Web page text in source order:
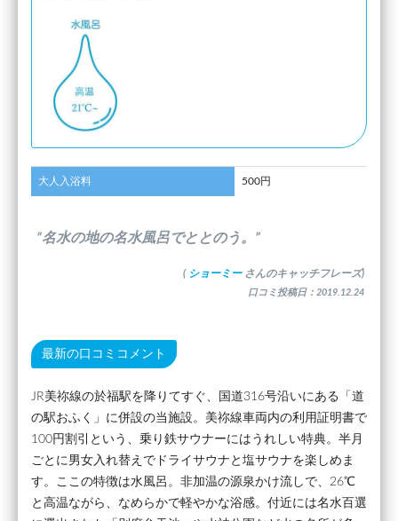
大人入浴料 500円
”名水の地の名水風呂でととのう。”
( ショーミー さんのキャッチフレーズ)
口コミ投稿日：2019.12.24
最新の口コミコメント
JR美祢線の於福駅を降りてすぐ、国道316号沿いにある「道
の駅おふく」に併設の当施設。美祢線車両内の利用証明書で
100円割引という、乗り鉄サウナーにはうれしい特典。半月
ごとに男女入れ替えでドライサウナと塩サウナを楽しめま
す。ここの特徴は水風呂。非加温の源泉かけ流しで、26℃
と高温ながら、なめらかで軽やかな浴感。付近には名水百選